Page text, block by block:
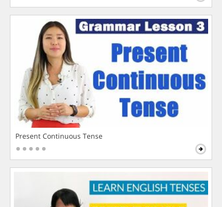
Present Continuous Tense